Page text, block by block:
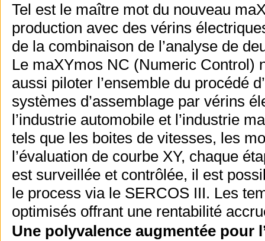
Tel est le maître mot du nouveau
production avec des vérins
de la combinaison de l’analyse de
Le maXYmos NC (Numeric Control)
aussi piloter l’ensemble du procédé
systèmes d’assemblage par vérins
l’industrie automobile et l’industrie
tels que les boites de vitesses, les
l’évaluation de courbe XY, chaque
est surveillée et contrôlée, il est
le process via le SERCOS III. Les
optimisés offrant une rentabilité
Une polyvalence augmentée pour